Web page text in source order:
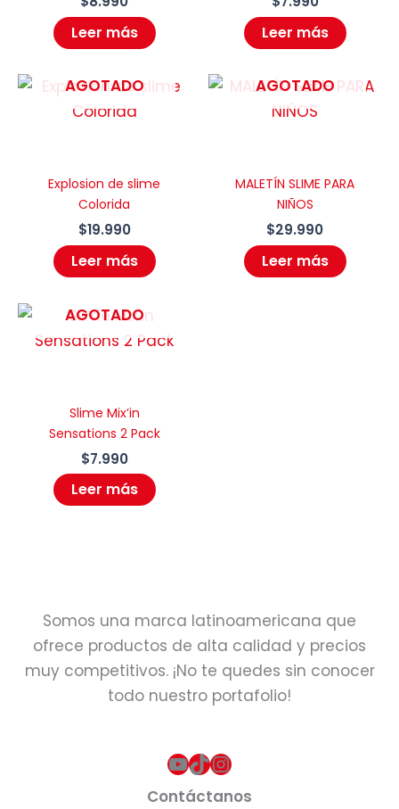
Leer más Leer más
AGOTADO
Explosion de slime
Colorida
$19.990
Leer más
AGOTADO
MALETÍN SLIME PARA
NIÑOS
$29.990
Leer más
AGOTADO
Slime Mix’in
Sensations 2 Pack
$7.990
Leer más
Somos una marca latinoamericana que
ofrece productos de alta calidad y precios
muy competitivos. ¡No te quedes sin conocer
todo nuestro portafolio!
YouTube
TikTok
Instagram
Contáctanos